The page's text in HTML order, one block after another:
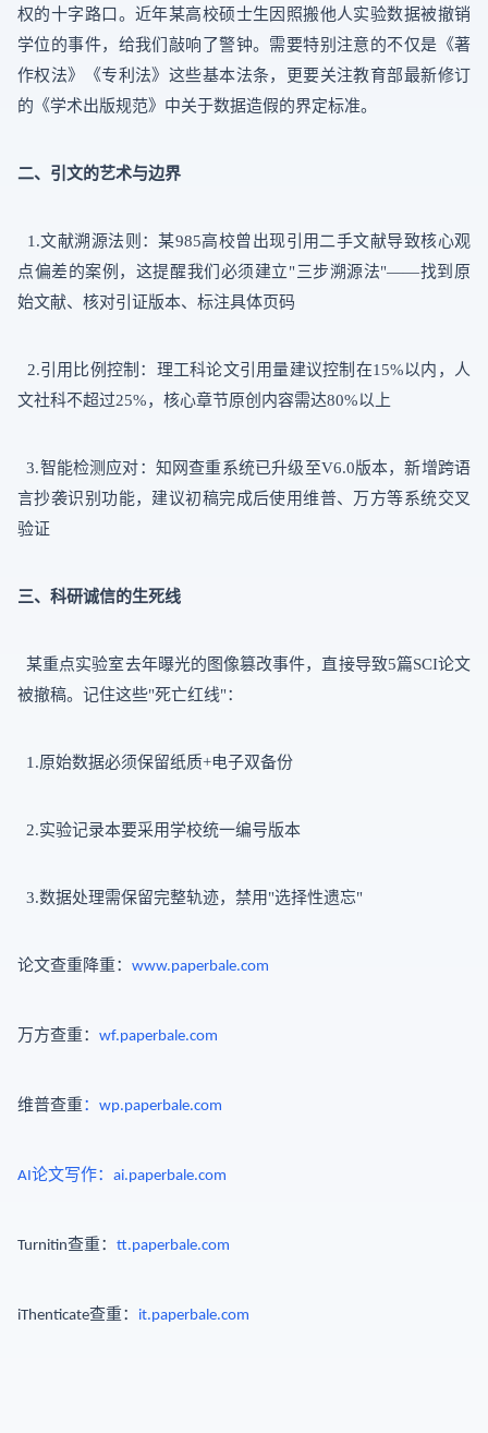
权的十字路口。近年某高校硕士生因照搬他人实验数据被撤销
学位的事件，给我们敲响了警钟。需要特别注意的不仅是《著
作权法》《专利法》这些基本法条，更要关注教育部最新修订
的《学术出版规范》中关于数据造假的界定标准。
二、引文的艺术与边界
1.文献溯源法则：某985高校曾出现引用二手文献导致核心观
点偏差的案例，这提醒我们必须建立"三步溯源法"——找到原
始文献、核对引证版本、标注具体页码
2.引用比例控制：理工科论文引用量建议控制在15%以内，人
文社科不超过25%，核心章节原创内容需达80%以上
3.智能检测应对：知网查重系统已升级至V6.0版本，新增跨语
言抄袭识别功能，建议初稿完成后使用维普、万方等系统交叉
验证
三、科研诚信的生死线
某重点实验室去年曝光的图像篡改事件，直接导致5篇SCI论文
被撤稿。记住这些"死亡红线"：
1.原始数据必须保留纸质+电子双备份
2.实验记录本要采用学校统一编号版本
3.数据处理需保留完整轨迹，禁用"选择性遗忘"
论文查重降重： www.paperbale.com
万方查重： wf.paperbale.com
维普查重： wp.paperbale.com
AI论文写作： ai.paperbale.com
Turnitin查重： tt.paperbale.com
iThenticate查重： it.paperbale.com